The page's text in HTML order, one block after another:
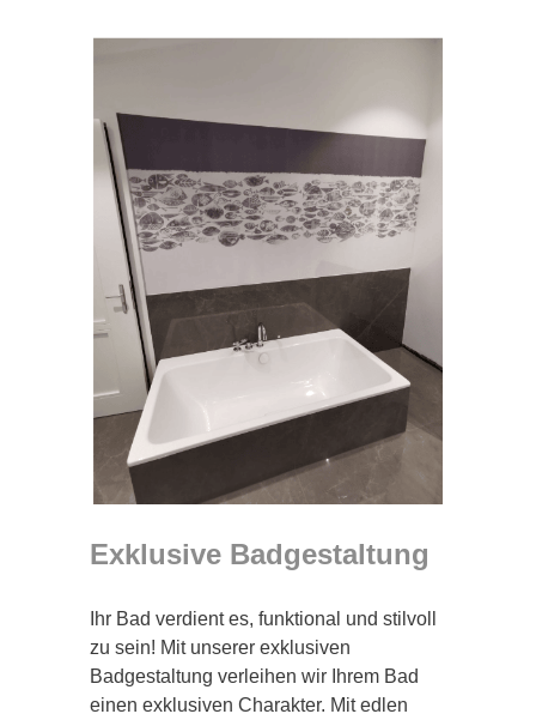
Exklusive Badgestaltung
Ihr Bad verdient es, funktional und stilvoll
zu sein! Mit unserer exklusiven
Badgestaltung verleihen wir Ihrem Bad
einen exklusiven Charakter. Mit edlen